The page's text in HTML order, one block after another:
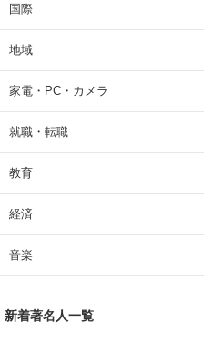
国際
地域
家電・PC・カメラ
就職・転職
教育
経済
音楽
新着著名人一覧